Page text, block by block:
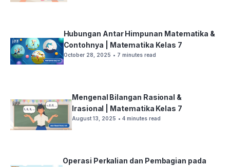
Hubungan Antar Himpunan Matematika &
Contohnya | Matematika Kelas 7
October 28, 2025 • 7 minutes read
Mengenal Bilangan Rasional &
Irasional | Matematika Kelas 7
August 13, 2025 • 4 minutes read
Operasi Perkalian dan Pembagian pada